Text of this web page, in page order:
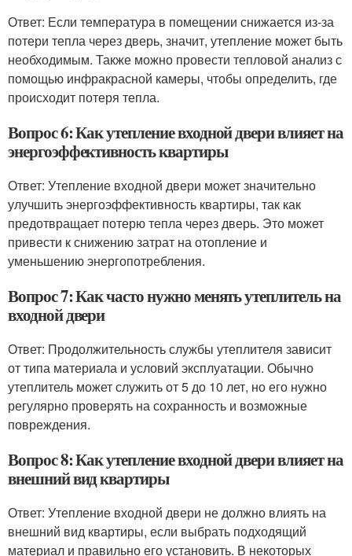
Ответ: Если температура в помещении снижается из-за
потери тепла через дверь, значит, утепление может быть
необходимым. Также можно провести тепловой анализ с
помощью инфракрасной камеры, чтобы определить, где
происходит потеря тепла.
Вопрос 6: Как утепление входной двери влияет на
энергоэффективность квартиры
Ответ: Утепление входной двери может значительно
улучшить энергоэффективность квартиры, так как
предотвращает потерю тепла через дверь. Это может
привести к снижению затрат на отопление и
уменьшению энергопотребления.
Вопрос 7: Как часто нужно менять утеплитель на
входной двери
Ответ: Продолжительность службы утеплителя зависит
от типа материала и условий эксплуатации. Обычно
утеплитель может служить от 5 до 10 лет, но его нужно
регулярно проверять на сохранность и возможные
повреждения.
Вопрос 8: Как утепление входной двери влияет на
внешний вид квартиры
Ответ: Утепление входной двери не должно влиять на
внешний вид квартиры, если выбрать подходящий
материал и правильно его установить. В некоторых